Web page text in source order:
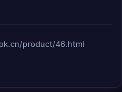
product/46.html